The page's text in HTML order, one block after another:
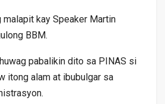
malapit kay Speaker Martin
BBM.
pabalikin dito sa PINAS si
itong alam at ibubulgar sa